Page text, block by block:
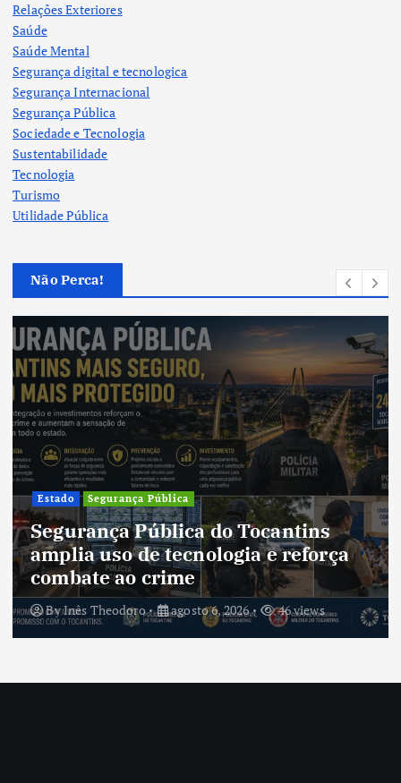
Relações Exteriores
Saúde
Saúde Mental
Segurança digital e tecnologica
Segurança Internacional
Segurança Pública
Sociedade e Tecnologia
Sustentabilidade
Tecnologia
Turismo
Utilidade Pública
Não Perca!
Estado Segurança Pública
Segurança Pública do Tocantins
amplia uso de tecnologia e reforça
combate ao crime
ByInês Theodoro agosto 6, 2026 46 views